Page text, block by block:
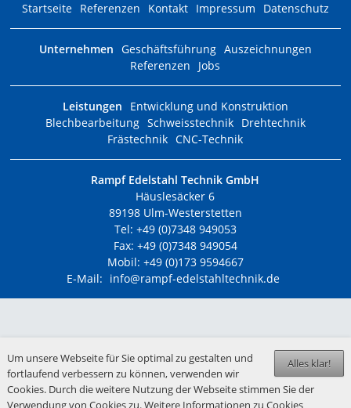
Startseite Referenzen Kontakt Impressum Datenschutz
Unternehmen Geschäftsführung Auszeichnungen
Referenzen
Jobs
Leistungen
Entwicklung und Konstruktion
Blechbearbeitung Schweisstechnik Drehtechnik
Frästechnik CNC-Technik
Rampf Edelstahl Technik GmbH
Häuslesäcker 6
89198 Ulm-Westerstetten
Tel: +49 (0)7348 949053
Fax: +49 (0)7348 949054
Mobil: +49 (0)173 9594667
E-Mail: info@rampf-edelstahltechnik.de
Alles klar!
Um unsere Webseite für Sie optimal zu gestalten und
fortlaufend verbessern zu können, verwenden wir
Cookies. Durch die weitere Nutzung der Webseite stimmen Sie der
Verwendung von Cookies zu. Weitere Informationen zu Cookies